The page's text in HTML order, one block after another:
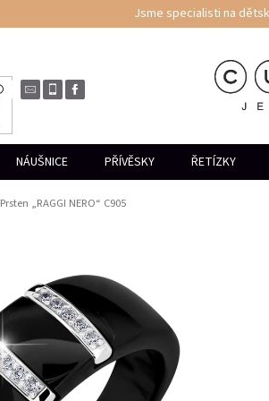
Jsme specialisti na
NÁUŠNICE PŘÍVĚSKY ŘETÍZKY
Prsten „RAGGI NERO“ C905